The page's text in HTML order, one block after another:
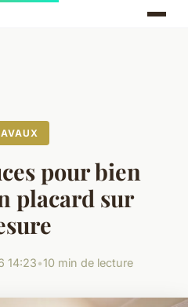
pour bien
placard sur
14:23•10 min de lecture